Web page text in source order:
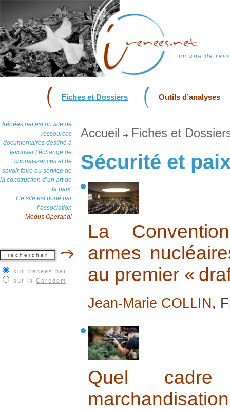
un site de
Fiches et Dossiers Outils d’analyses
Irénées.net est un site de
ressources
documentaires destiné à
favoriser l’échange de
connaissances et de
savoir faire au service de
la construction d’un art de
la paix.
Ce site est porté par
l’association
Modus Operandi
sur irenees.net
sur la Coredem
Accueil Fiches et
Sécurité et
La
armes
au premier «
Jean-Marie COLLIN,
Quel